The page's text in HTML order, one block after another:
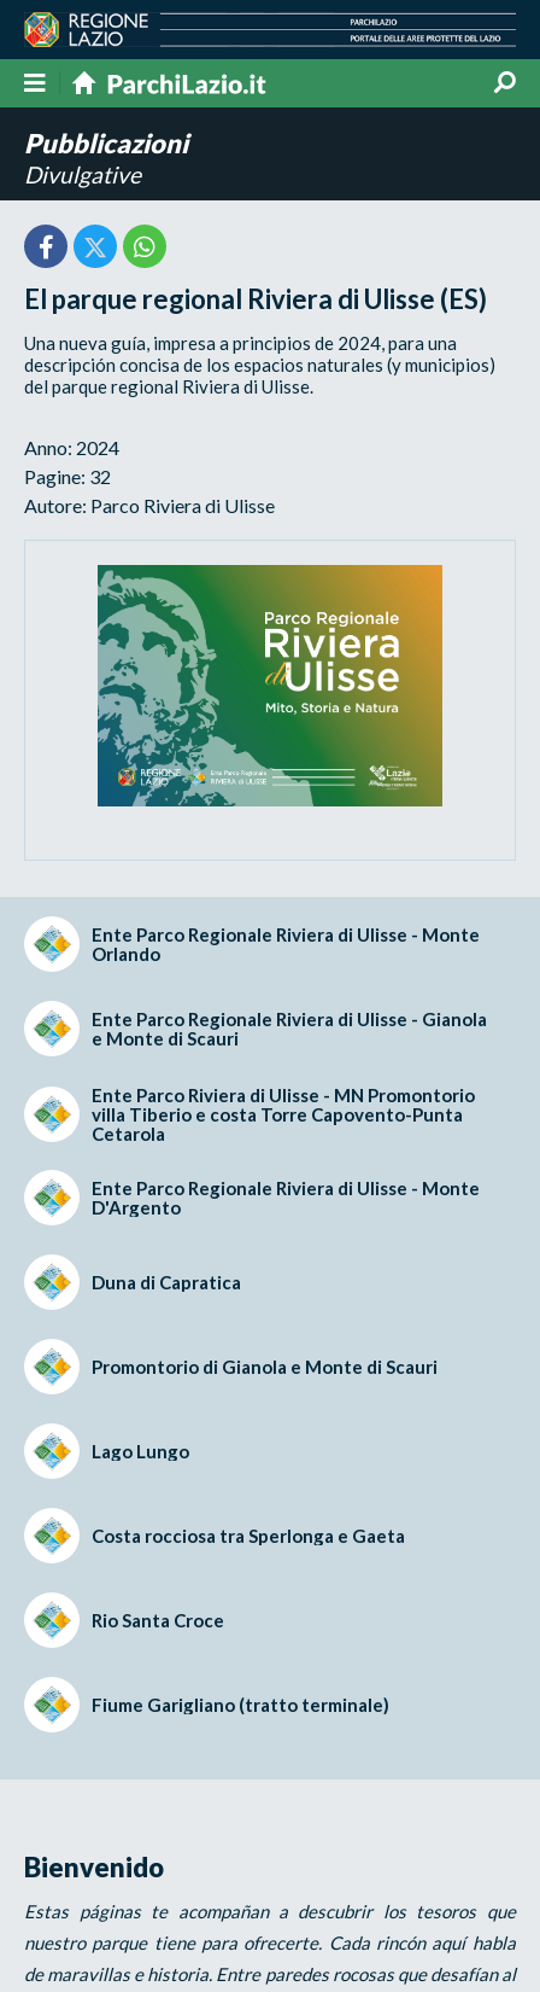
Pubblicazioni
Divulgative
El parque regional Riviera di Ulisse (ES)
Una nueva guía, impresa a principios de 2024, para una
descripción concisa de los espacios naturales (y municipios)
del parque regional Riviera di Ulisse.
Anno: 2024
Pagine: 32
Autore: Parco Riviera di Ulisse
Ente Parco Regionale Riviera di Ulisse - Monte
Orlando
Ente Parco Regionale Riviera di Ulisse - Gianola
e Monte di Scauri
Ente Parco Riviera di Ulisse - MN Promontorio
villa Tiberio e costa Torre Capovento-Punta
Cetarola
Ente Parco Regionale Riviera di Ulisse - Monte
D'Argento
Duna di Capratica
Promontorio di Gianola e Monte di Scauri
Lago Lungo
Costa rocciosa tra Sperlonga e Gaeta
Rio Santa Croce
Fiume Garigliano (tratto terminale)
Bienvenido
Estas páginas te acompañan a descubrir los tesoros que
nuestro parque tiene para ofrecerte. Cada rincón aquí habla
de maravillas e historia. Entre paredes rocosas que desafían al